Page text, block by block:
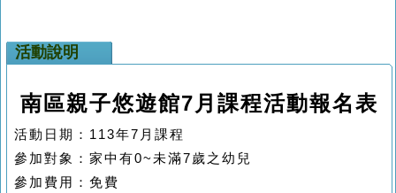
活動說明
南區親子悠遊館7月課程活動報名表
活動日期： 113年7 月課程
參加對象：家中有0~未滿7歲之幼兒
參加費用：免費